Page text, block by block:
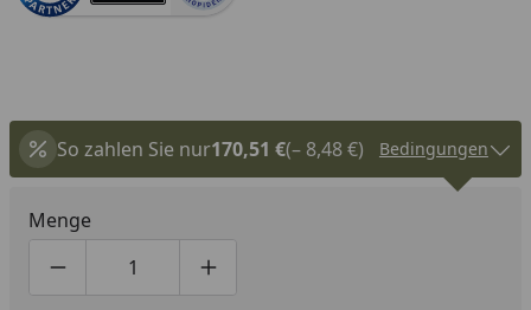
So zahlen Sie nur170,51 €(– 8,48 €) Bedingungen
Menge
Produktmenge um eins verringern
Produktmenge manuell eingeben
Produktmenge um eins erhöhen